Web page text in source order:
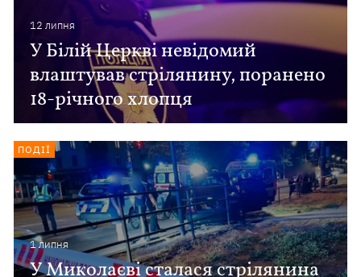
12 липня
У Білій Церкві невідомий
влаштував стрілянину, поранено
18-річного хлопця
1 липня
У Миколаєві сталася стрілянина
ПОДІЇ